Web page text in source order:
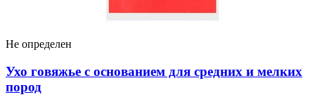
Не определен
Ухо говяжье с основанием для средних и мелких
пород